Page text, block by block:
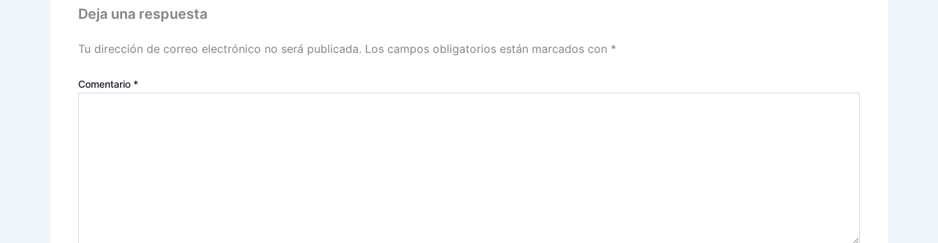
Deja una respuesta
Tu dirección de correo electrónico no será publicada. Los campos obligatorios están marcados con *
Comentario *